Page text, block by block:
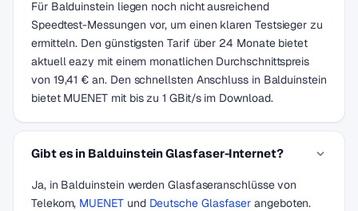
Für Balduinstein liegen noch nicht ausreichend
Speedtest-Messungen vor, um einen klaren Testsieger zu
ermitteln. Den günstigsten Tarif über 24 Monate bietet
aktuell eazy mit einem monatlichen Durchschnittspreis
von 19,41 € an. Den schnellsten Anschluss in Balduinstein
bietet MUENET mit bis zu 1 GBit/s im Download.
Gibt es in Balduinstein Glasfaser-Internet?
Ja, in Balduinstein werden Glasfaseranschlüsse von
Telekom, MUENETund Deutsche Glasfaser angeboten.